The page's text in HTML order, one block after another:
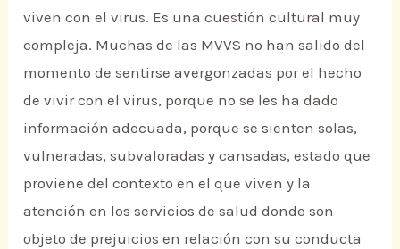
viven con el virus. Es una cuestión cultural muy
compleja. Muchas de las MVVS no han salido del
momento de sentirse avergonzadas por el hecho
de vivir con el virus, porque no se les ha dado
información adecuada, porque se sienten solas,
vulneradas, subvaloradas y cansadas, estado que
proviene del contexto en el que viven y la
atención en los servicios de salud donde son
objeto de prejuicios en relación con su conducta